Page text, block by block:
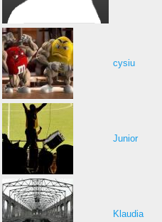
cysiu
Junior
Klaudia